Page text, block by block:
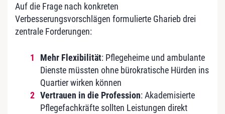
Auf die Frage nach konkreten
Verbesserungsvorschlägen formulierte Gharieb drei
zentrale Forderungen:
Mehr Flexibilität: Pflegeheime und ambulante
Dienste müssten ohne bürokratische Hürden ins
Quartier wirken können
Vertrauen in die Profession: Akademisierte
Pflegefachkräfte sollten Leistungen direkt